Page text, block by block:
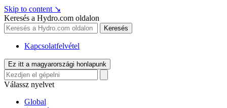
Skip to content ↘
Keresés a Hydro.com oldalon
Keresés
Kapcsolatfelvétel
Ez itt a magyarországi honlapunk
Válassz nyelvet
Global